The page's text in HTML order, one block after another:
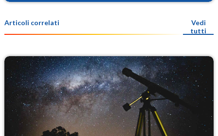
Articoli correlati
Vedi
tutti